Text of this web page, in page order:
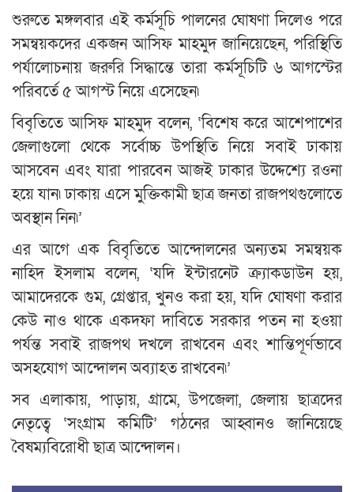
শুরুতে মঙ্গলবার এই কর্মসূচি পালনের ঘোষণা দিলেও পরে
সমন্বয়কদের একজন আসিফ মাহমুদ জানিয়েছেন, পরিস্থিতি
পর্যালোচনায় জরুরি সিদ্ধান্তে তারা কর্মসূচিটি ৬ আগস্টের
পরিবর্তে ৫ আগস্ট নিয়ে এসেছেন৷
বিবৃতিতে আসিফ মাহমুদ বলেন, ‘বিশেষ করে আশেপাশের
জেলাগুলো থেকে সর্বোচ্চ উপস্থিতি নিয়ে সবাই ঢাকায়
আসবেন এবং যারা পারবেন আজই ঢাকার উদ্দেশ্যে রওনা
হয়ে যান৷ ঢাকায় এসে মুক্তিকামী ছাত্র জনতা রাজপথগুলোতে
অবস্থান নিন৷’
এর আগে এক বিবৃতিতে আন্দোলনের অন্যতম সমন্বয়ক
নাহিদ ইসলাম বলেন, ‘যদি ইন্টারনেট ক্র্যাকডাউন হয়,
আমাদেরকে গুম, গ্রেপ্তার, খুনও করা হয়, যদি ঘোষণা করার
কেউ নাও থাকে একদফা দাবিতে সরকার পতন না হওয়া
পর্যন্ত সবাই রাজপথ দখলে রাখবেন এবং শান্তিপূর্ণভাবে
অসহযোগ আন্দোলন অব্যাহত রাখবেন৷’
সব এলাকায়, পাড়ায়, গ্রামে, উপজেলা, জেলায় ছাত্রদের
নেতৃত্বে ‘সংগ্রাম কমিটি’ গঠনের আহ্বানও জানিয়েছে
বৈষম্যবিরোধী ছাত্র আন্দোলন।